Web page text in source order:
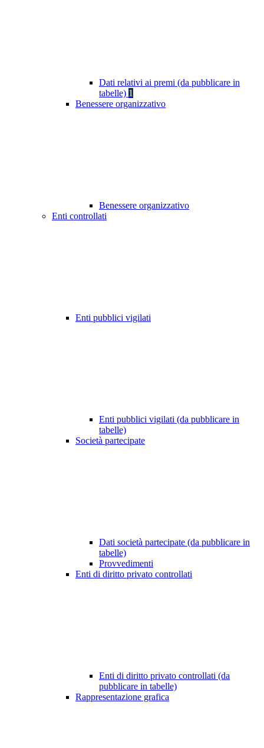
Dati relativi ai premi (da pubblicare in
tabelle) 1
Benessere organizzativo
Benessere organizzativo
Enti controllati
Enti pubblici vigilati
Enti pubblici vigilati (da pubblicare in
tabelle)
Società partecipate
Dati società partecipate (da pubblicare in
tabelle)
Provvedimenti
Enti di diritto privato controllati
Enti di diritto privato controllati (da
pubblicare in tabelle)
Rappresentazione grafica